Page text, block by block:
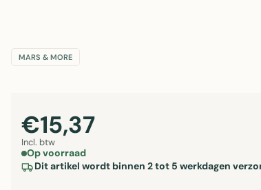
MARS & MORE
€15,37
Incl. btw
Op voorraad
Dit artikel wordt binnen 2 tot 5 werkdagen